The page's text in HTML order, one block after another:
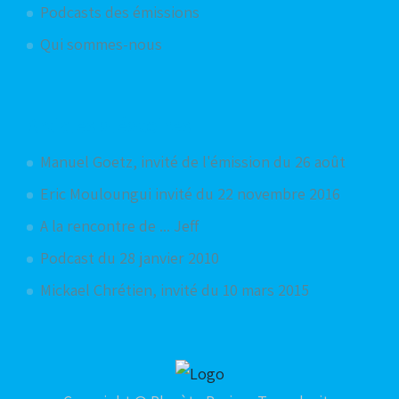
Podcasts des émissions
Qui sommes-nous
Manuel Goetz, invité de l'émission du 26 août
Eric Mouloungui invité du 22 novembre 2016
A la rencontre de ... Jeff
Podcast du 28 janvier 2010
Mickael Chrétien, invité du 10 mars 2015